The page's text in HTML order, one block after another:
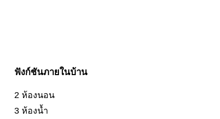
ฟังก์ชันภายในบ้าน
2 ห้องนอน
3 ห้องน้ำ